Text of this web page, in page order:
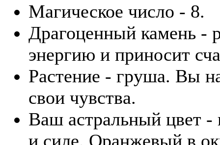
Магическое число - 8.
Драгоценный камень -
энергию и приносит
Растение - груша. Вы
свои чувства.
Ваш астральный цвет -
и силе. Оранжевый в